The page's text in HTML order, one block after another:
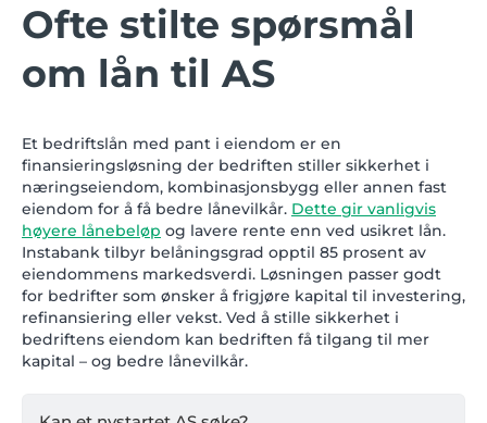
Ofte stilte spørsmål
om lån til AS
Et bedriftslån med pant i eiendom er en
finansieringsløsning der bedriften stiller sikkerhet i
næringseiendom, kombinasjonsbygg eller annen fast
eiendom for å få bedre lånevilkår. Dette gir vanligvis
høyere lånebeløp og lavere rente enn ved usikret lån.
Instabank tilbyr belåningsgrad opptil 85 prosent av
eiendommens markedsverdi. Løsningen passer godt
for bedrifter som ønsker å frigjøre kapital til investering,
refinansiering eller vekst. Ved å stille sikkerhet i
bedriftens eiendom kan bedriften få tilgang til mer
kapital – og bedre lånevilkår.